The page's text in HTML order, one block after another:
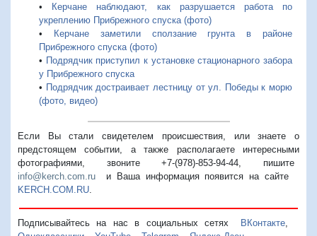
•
Керчане наблюдают, как разрушается работа по
укреплению Прибрежного спуска (фото)
•
Керчане заметили сползание грунта в районе
Прибрежного спуска (фото)
• Подрядчик приступил к установке стационарного забора
у Прибрежного спуска
• Подрядчик достраивает лестницу от ул. Победы к морю
(фото, видео)
Если Вы стали свидетелем происшествия, или знаете о
предстоящем событии, а также располагаете интересными
фотографиями, звоните +7-(978)-853-94-44, пишите
info@kerch.com.ru и Ваша информация появится на сайте
KERCH.COM.RU.
Подписывайтесь на нас в социальных сетях ВКонтакте,